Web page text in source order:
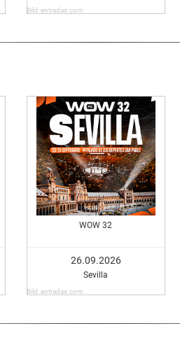
Bild: entradas.com
WOW 32
26.09.2026
Sevilla
Bild: entradas.com